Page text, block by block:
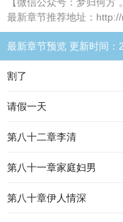
最新章节推荐地址：
最新章节预览 更新时间
割了
请假一天
第八十二章李清
第八十一章家庭妇男
第八十章伊人情深